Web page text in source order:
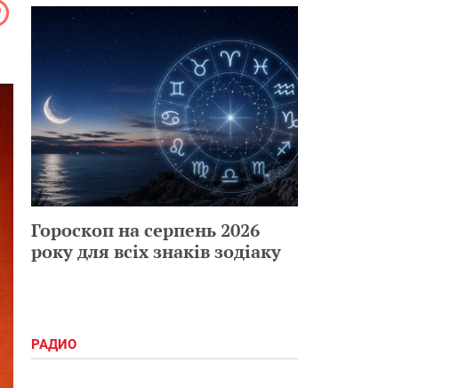
Гороскоп на серпень 2026
року для всіх знаків зодіаку
РАДИО